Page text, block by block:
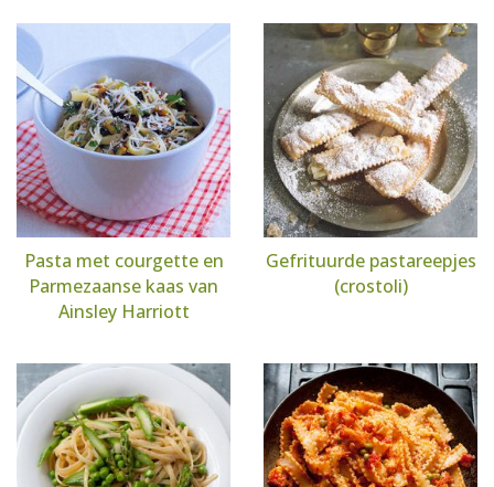
Pasta met courgette en
Parmezaanse kaas van
Ainsley Harriott
Gefrituurde pastareepjes
(crostoli)